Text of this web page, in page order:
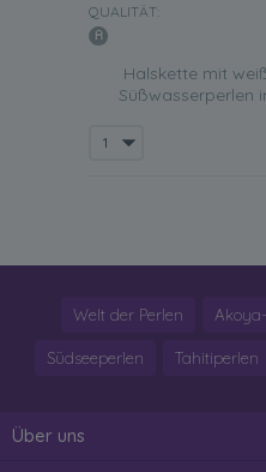
QUALITÄT:
Halskette mit
Süßwasserperlen
Welt der Perlen
Südseeperlen Tahitiperlen
Über uns